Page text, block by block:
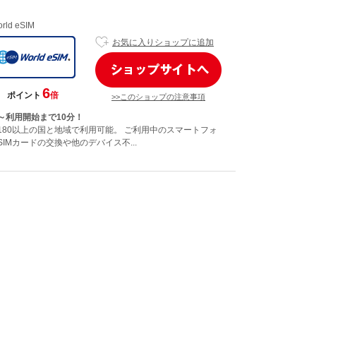
eSIM
ポイント 6倍
お気に入りショップに追加
>>このショップの注意事項
利用開始まで10分！
以上の国と地域で利用可能。 ご利用中のスマートフォ
カードの交換や他のデバイス不...